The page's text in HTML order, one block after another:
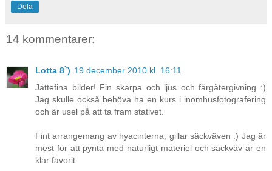
Dela
14 kommentarer:
Lotta 8`) 19 december 2010 kl. 16:11
Jättefina bilder! Fin skärpa och ljus och färgåtergivning :)
Jag skulle också behöva ha en kurs i inomhusfotografering
och är usel på att ta fram stativet.
Fint arrangemang av hyacinterna, gillar säckväven :) Jag är
mest för att pynta med naturligt materiel och säckväv är en
klar favorit.